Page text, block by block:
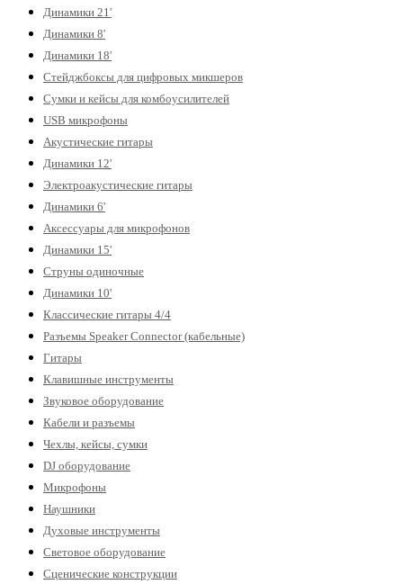
Динамики 21'
Динамики 8'
Динамики 18'
Стейджбоксы для цифровых микшеров
Сумки и кейсы для комбоусилителей
USB микрофоны
Акустические гитары
Динамики 12'
Электроакустические гитары
Динамики 6'
Аксессуары для микрофонов
Динамики 15'
Струны одиночные
Динамики 10'
Классические гитары 4/4
Разъемы Speaker Connector (кабельные)
Гитары
Клавишные инструменты
Звуковое оборудование
Кабели и разъемы
Чехлы, кейсы, сумки
DJ оборудование
Микрофоны
Наушники
Духовые инструменты
Световое оборудование
Сценические конструкции